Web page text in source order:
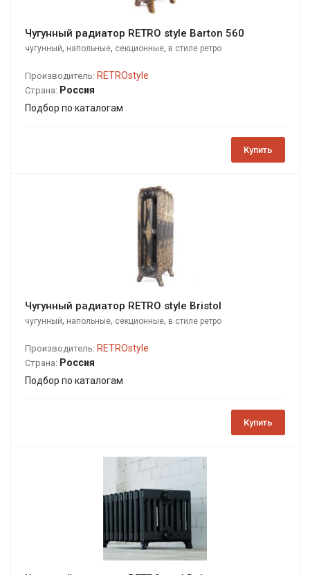
Чугунный радиатор RETRO style Barton 560
чугунный, напольные, секционные, в стиле ретро
Производитель: RETROstyle
Страна: Россия
Подбор по каталогам
Купить
Чугунный радиатор RETRO style Bristol
чугунный, напольные, секционные, в стиле ретро
Производитель: RETROstyle
Страна: Россия
Подбор по каталогам
Купить